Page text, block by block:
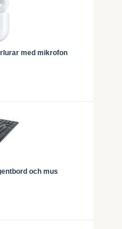
med mikrofon
och mus